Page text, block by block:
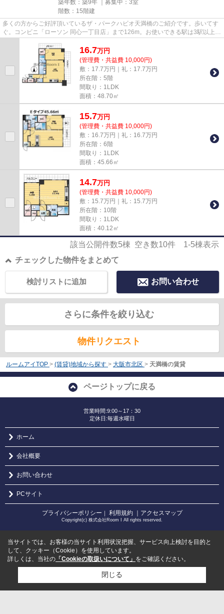
築年数：築9年 ｜募集中： 3室
階数：15階建
多くの方からご好評頂いているザ・パークハビオ天満橋のご紹介です。歩いてす
ぐ。コンビニ「ローソン 同心一丁目店」まで126m。お使いできる駅は3駅以上あ
16.7万円
(管理費・共益費 10,000円)
敷：17.7万円｜礼：17.7万円
所在階：5階
間取り：1LDK
面積：48.70㎡
15.7万円
(管理費・共益費 10,000円)
敷：16.7万円｜礼：16.7万円
所在階：6階
間取り：1LDK
面積：45.66㎡
14.7万円
(管理費・共益費 10,000円)
敷：15.7万円｜礼：15.7万円
所在階：10階
間取り：1LDK
面積：40.12㎡
該当公開件数5棟 空き数10件 1-5棟表示
チェックした物件をまとめて
お問い合わせ
検討リストに追加
さらに条件を絞り込む
物件リクエスト
ルームアイTOP > (賃貸)地域から探す > 大阪市北区 > 天満橋の賃貸
ページトップに戻る
営業時間:9:00～17：30
定休日:毎週水曜日
ホーム
会社概要
お問い合わせ
PCサイト
プライバシーポリシー ｜ 利用規約 ｜アクセスマップ
Copyright(c) 株式会社Room I All rights reserved.
当サイトでは、お客様の当サイト利用状況把握、サービス向上検討を目的と
して、クッキー（Cookie）を使用しています。
詳しくは、当社の 「Cookieの取扱いについて」 をご確認ください。
閉じる